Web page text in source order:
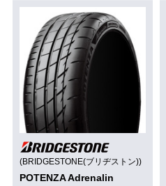
(BRIDGESTONE(ブリヂストン))
POTENZA Adrenalin